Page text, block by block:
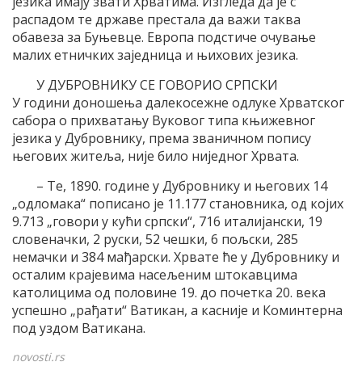
распадом те државе престала да важи таква
обавеза за Буњевце. Европа подстиче очување
малих етничких заједница и њихових језика.
У ДУБРОВНИКУ СЕ ГОВОРИО СРПСКИ
У години доношења далекосежне одлуке Хрватског
сабора о прихватању Вуковог типа књижевног
језика у Дубровнику, према званичном попису
његових житеља, није било ниједног Хрвата.
– Те, 1890. године у Дубровнику и његових 14
„одломака“ пописано је 11.177 становника, од којих
9.713 „говори у кући српски“, 716 италијански, 19
словеначки, 2 руски, 52 чешки, 6 пољски, 285
немачки и 384 мађарски. Хрвате ће у Дубровнику и
осталим крајевима насељеним штокавцима
католицима од половине 19. до почетка 20. века
успешно „рађати“ Ватикан, а касније и Коминтерна
под уздом Ватикана.
novosti.rs